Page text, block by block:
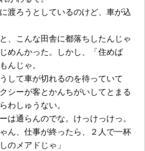
渡ろうとしているのけど、車が込
、こんな田舎に都落ちしたんじゃ
めんかった。しかし、「住めば
んじゃ。
して車が切れるのを待っていて
シーが客とかんちがいしてとまる
わしゅうない。
は通らんのでな。けっけっけっ。
ん、仕事が終ったら、２人で一杯
のメアドじゃ」